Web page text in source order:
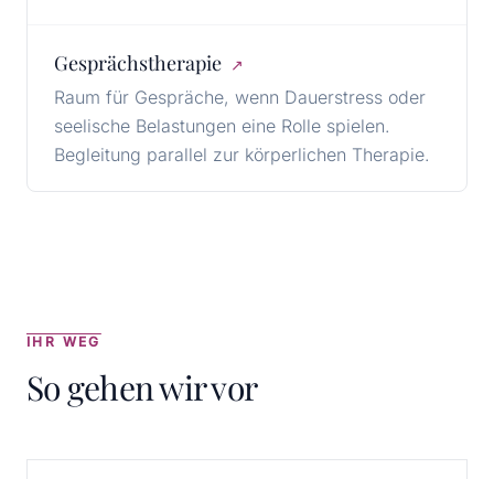
Gesprächstherapie ↗
Raum für Gespräche, wenn Dauerstress oder
seelische Belastungen eine Rolle spielen.
Begleitung parallel zur körperlichen Therapie.
IHR WEG
So gehen wir vor